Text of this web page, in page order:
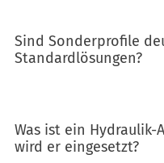
Sind Sonderprofile
Standardlösungen?
Was ist ein
wird er eingesetzt?